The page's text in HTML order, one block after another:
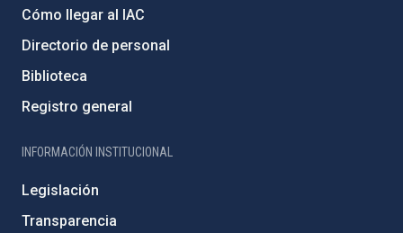
Cómo llegar al IAC
Directorio de personal
Biblioteca
Registro general
INFORMACIÓN INSTITUCIONAL
Legislación
Transparencia